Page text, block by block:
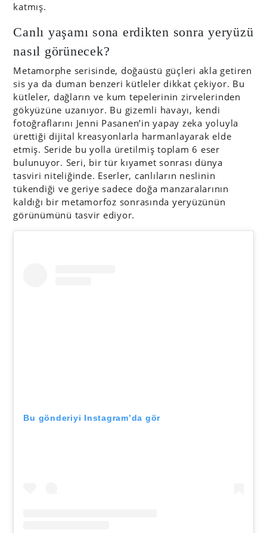
katmış.
Canlı yaşamı sona erdikten sonra yeryüzü
nasıl görünecek?
Metamorphe serisinde, doğaüstü güçleri akla getiren
sis ya da duman benzeri kütleler dikkat çekiyor. Bu
kütleler, dağların ve kum tepelerinin zirvelerinden
gökyüzüne uzanıyor. Bu gizemli havayı, kendi
fotoğraflarını Jenni Pasanen’in yapay zeka yoluyla
ürettiği dijital kreasyonlarla harmanlayarak elde
etmiş. Seride bu yolla üretilmiş toplam 6 eser
bulunuyor. Seri, bir tür kıyamet sonrası dünya
tasviri niteliğinde. Eserler, canlıların neslinin
tükendiği ve geriye sadece doğa manzaralarının
kaldığı bir metamorfoz sonrasında yeryüzünün
görünümünü tasvir ediyor.
Bu gönderiyi Instagram’da gör